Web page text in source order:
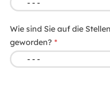
Wie sind Sie auf die
geworden?